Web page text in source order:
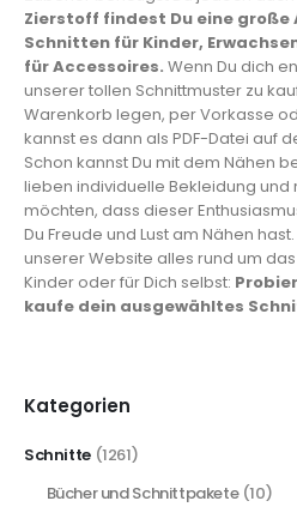
Zierstoff findest Du eine große
Schnitten für Kinder,
für Accessoires. Wenn Du dich
unserer tollen Schnittmuster zu
Warenkorb legen, per Vorkasse
kannst es dann als PDF-Datei auf
Schon kannst Du mit dem Nähen
lieben individuelle Bekleidung und
möchten, dass dieser
Du Freude und Lust am Nähen
unserer Website alles rund um
Kinder oder für Dich selbst:
kaufe dein ausgewähltes
Kategorien
Schnitte (1261)
Bücher und Schnittpakete (10)